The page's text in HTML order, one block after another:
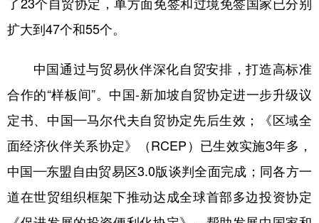
了23个自贸协定，单方面免签和过境免签国家已分别
扩大到47个和55个。
中国通过与贸易伙伴深化自贸安排，打造高标准
合作的“样板间”。中国-新加坡自贸协定进一步升级议
定书、中国—马尔代夫自贸协定先后生效；《区域全
面经济伙伴关系协定》（RCEP）已生效实施3年多，
中国—东盟自由贸易区3.0版谈判全面完成；同各方一
道在世贸组织框架下推动达成全球首部多边投资协定